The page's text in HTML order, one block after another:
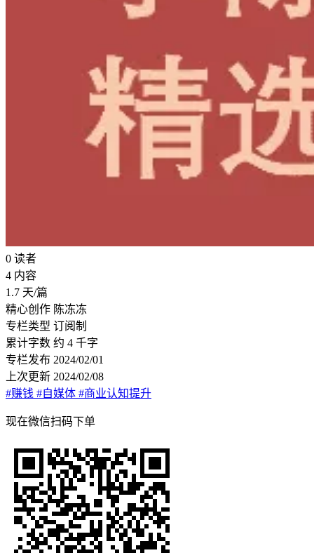
0 读者
4 内容
1.7 天/篇
精心创作 陈冻冻
专栏类型 订阅制
累计字数 约 4 千字
专栏发布 2024/02/01
上次更新 2024/02/08
#赚钱 #自媒体 #商业认知提升
现在微信扫码下单